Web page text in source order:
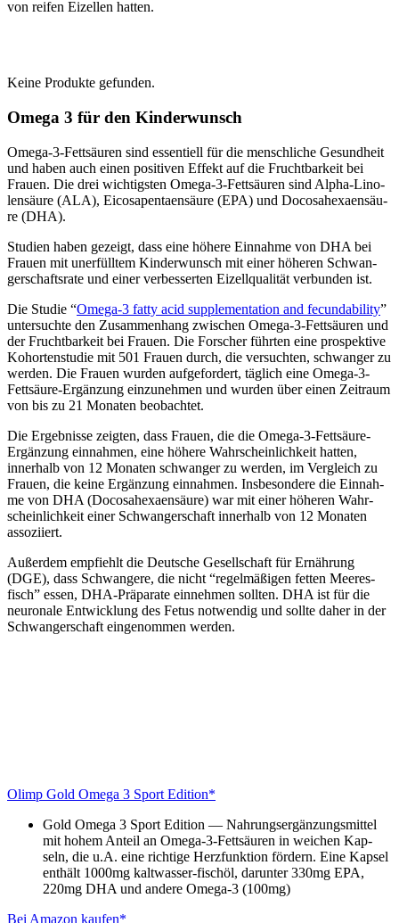
von rei­fen Eizel­len hat­ten.
Kei­ne Pro­duk­te gefun­den.
Ome­ga 3 für den Kin­der­wunsch
Ome­ga-3-Fett­säu­ren sind essen­ti­ell für die mensch­li­che Gesund­heit
und haben auch einen posi­ti­ven Effekt auf die Frucht­bar­keit bei
Frau­en. Die drei wich­tigs­ten Ome­ga-3-Fett­säu­ren sind Alpha-Lin­o­
len­säu­re (ALA), Eico­sapen­taen­säu­re (EPA) und Doco­sa­he­xa­en­säu­
re (DHA).
Stu­di­en haben gezeigt, dass eine höhe­re Ein­nah­me von DHA bei
Frau­en mit uner­füll­tem Kin­der­wunsch mit einer höhe­ren Schwan­
ger­schafts­ra­te und einer ver­bes­ser­ten Eizell­qua­li­tät ver­bun­den ist.
Die Stu­die “Omega‑3 fat­ty acid sup­ple­men­ta­ti­on and fecundabili­ty”
unter­such­te den Zusam­men­hang zwi­schen Ome­ga-3-Fett­säu­ren und
der Frucht­bar­keit bei Frau­en. Die For­scher führ­ten eine pro­spek­ti­ve
Kohor­ten­stu­die mit 501 Frau­en durch, die ver­such­ten, schwan­ger zu
wer­den. Die Frau­en wur­den auf­ge­for­dert, täg­lich eine Ome­ga-3-
Fett­säu­re-Ergän­zung ein­zu­neh­men und wur­den über einen Zeit­raum
von bis zu 21 Mona­ten beob­ach­tet.
Die Ergeb­nis­se zeig­ten, dass Frau­en, die die Ome­ga-3-Fett­säu­re-
Ergän­zung ein­nah­men, eine höhe­re Wahr­schein­lich­keit hat­ten,
inner­halb von 12 Mona­ten schwan­ger zu wer­den, im Ver­gleich zu
Frau­en, die kei­ne Ergän­zung ein­nah­men. Ins­be­son­de­re die Ein­nah­
me von DHA (Doco­sa­he­xa­en­säu­re) war mit einer höhe­ren Wahr­
schein­lich­keit einer Schwan­ger­schaft inner­halb von 12 Mona­ten
asso­zi­iert.
Außer­dem emp­fiehlt die Deut­sche Gesell­schaft für Ernäh­rung
(DGE), dass Schwan­ge­re, die nicht “regel­mä­ßi­gen fet­ten Mee­res­
fisch” essen, DHA-Prä­pa­ra­te ein­neh­men soll­ten. DHA ist für die
neu­ro­na­le Ent­wick­lung des Fetus not­wen­dig und soll­te daher in der
Schwan­ger­schaft ein­ge­nom­men wer­den.
Olimp Gold Ome­ga 3 Sport Edi­ti­on*
Gold Ome­ga 3 Sport Edi­ti­on — Nah­rungs­er­gän­zungs­mit­tel
mit hohem Anteil an Ome­ga-3-Fett­säu­ren in wei­chen Kap­
seln, die u.A. eine rich­ti­ge Herz­funk­ti­on för­dern. Eine Kap­sel
ent­hält 1000mg kalt­was­ser-fisch­öl, dar­un­ter 330mg EPA,
220mg DHA und ande­re Omega‑3 (100mg)
Bei Ama­zon kau­fen*